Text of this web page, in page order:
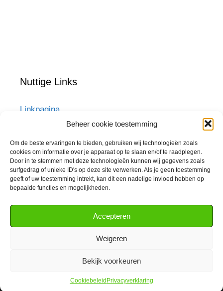
Beheer cookie toestemming
Om de beste ervaringen te bieden, gebruiken wij technologieën zoals
cookies om informatie over je apparaat op te slaan en/of te raadplegen.
Door in te stemmen met deze technologieën kunnen wij gegevens zoals
surfgedrag of unieke ID's op deze site verwerken. Als je geen toestemming
geeft of uw toestemming intrekt, kan dit een nadelige invloed hebben op
bepaalde functies en mogelijkheden.
Accepteren
Weigeren
Bekijk voorkeuren
Cookiebeleid Privacyverklaring
Nuttige Links
Linkpagina
DOM Sleutelservice
ST-raambeveiliging.be
ST-loketintercom.be
Techno-preventie.be
Rookmelder verplicht vanaf 1/1/2020
Security Tools BV
Malafide slotenmakers
0698.958.244
© 2026 Kristof Ponnet• Gebouwd metGeneratePress